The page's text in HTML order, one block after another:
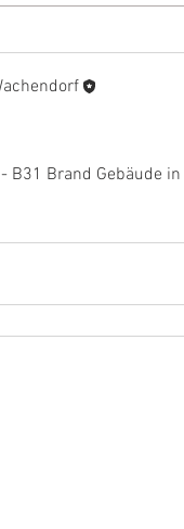
B31 Brand Gebäude